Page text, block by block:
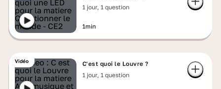
1 jour, 1 question
1min
Vidéo
C'est quoi le Louvre ?
1 jour, 1 question